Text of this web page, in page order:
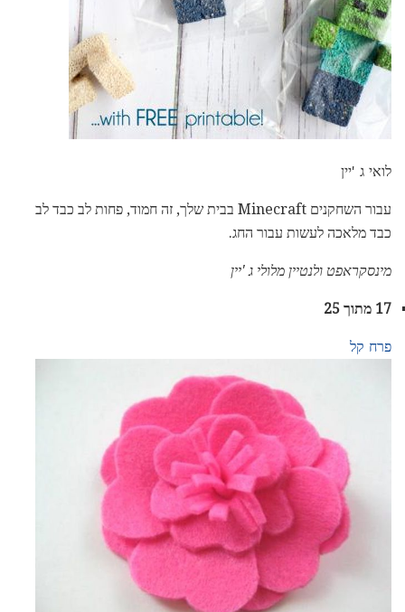
לואי ג 'יין
עבור השחקנים Minecraft בבית שלך, זה חמוד, פחות לב כבד לב
כבד מלאכה לעשות עבור החג.
מינסקראפט ולנטיין מלולי ג 'יין
17 מתוך 25
פרח קל